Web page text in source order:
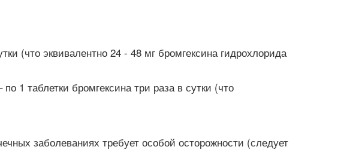
(что эквивалентно 24 - 48 мг бромгексина гидрохлорида
1 таблетки бромгексина три раза в сутки (что
заболеваниях требует особой осторожности (следует